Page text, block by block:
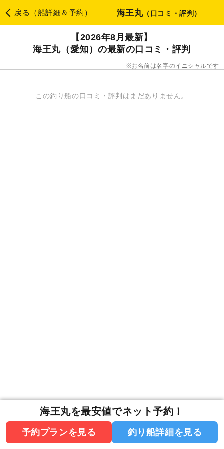
戻る（船詳細＆予約） 海王丸（口コミ・評判）
海王丸を最安値でネット予約！
予約プランを見る 釣り船詳細を見る
【2026年8月最新】
海王丸（愛知）の最新の口コミ・評判
お名前は名字のイニシャルです
この釣り船の口コミ・評判はまだありません。